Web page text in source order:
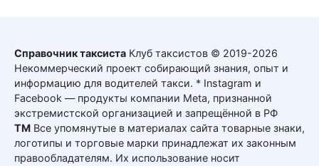
Справочник таксиста Клуб таксистов © 2019-2026
Некоммерческий проект собирающий знания, опыт и
информацию для водителей такси. * Instagram и
Facebook — продукты компании Meta, признанной
экстремистской организацией и запрещённой в РФ
ТМ Все упомянутые в материалах сайта товарные знаки,
логотипы и торговые марки принадлежат их законным
правообладателям. Их использование носит